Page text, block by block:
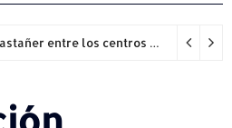
Hospital General de Castañer entre los centros de salud comunitarios con mejor desempeño clínico de Estados Unidos